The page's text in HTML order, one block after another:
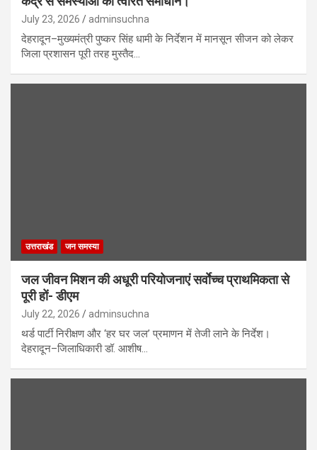
July 23, 2026 adminsuchna
देहरादून–मुख्यमंत्री पुष्कर सिंह धामी के निर्देशन में मानसून सीजन को लेकर
जिला प्रशासन पूरी तरह मुस्तैद…
उत्तराखंड जन समस्या
जल जीवन मिशन की अधूरी परियोजनाएं सर्वाेच्च प्राथमिकता से
पूरी हों- डीएम
July 22, 2026 adminsuchna
थर्ड पार्टी निरीक्षण और ‘हर घर जल’ प्रमाणन में तेजी लाने के निर्देश।
देहरादून–जिलाधिकारी डॉ. आशीष…